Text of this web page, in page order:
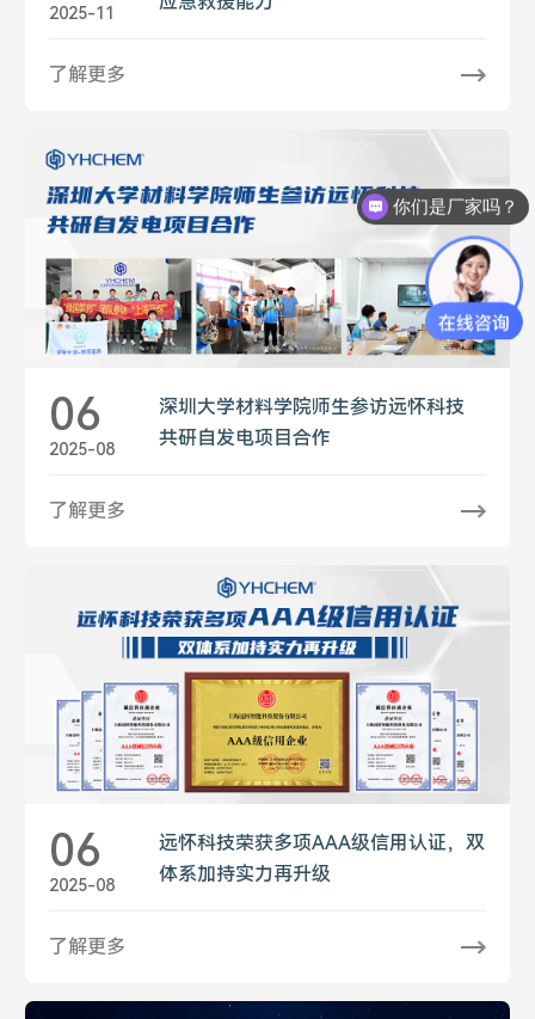
2025-11
了解更多
06
2025-08
深圳大学材料学院师生参访远怀科技
共研自发电项目合作
了解更多
06
2025-08
远怀科技荣获多项AAA级信用认证，双
体系加持实力再升级
了解更多
你们是厂家吗？